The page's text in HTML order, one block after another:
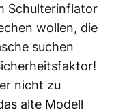
Schulterinflator
wollen, die
suchen
nicht zu
alte Modell